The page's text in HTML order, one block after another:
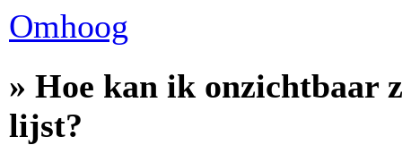
Omhoog
» Hoe kan ik onzichtbaar
lijst?